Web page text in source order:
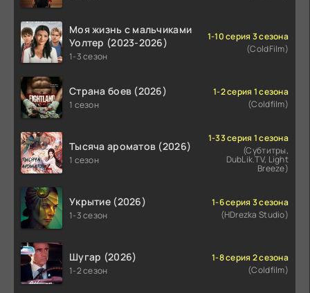
Моя жизнь с мальчиками
Уолтер (2023-2026)
1-3 сезон
1-10 серия 3 сезона
(ColdFilm)
Страна боев (2026)
1 сезон
1-2 серия 1 сезона
(Coldfilm)
Тысяча ароматов (2026)
1 сезон
1-33 серия 1 сезона
(Субтитры,
DubLik.TV, Light
Breeze)
Укрытие (2026)
1-3 сезон
1-6 серия 3 сезона
(HDrezka Studio)
Шугар (2026)
1-2 сезон
1-8 серия 2 сезона
(Coldfilm)